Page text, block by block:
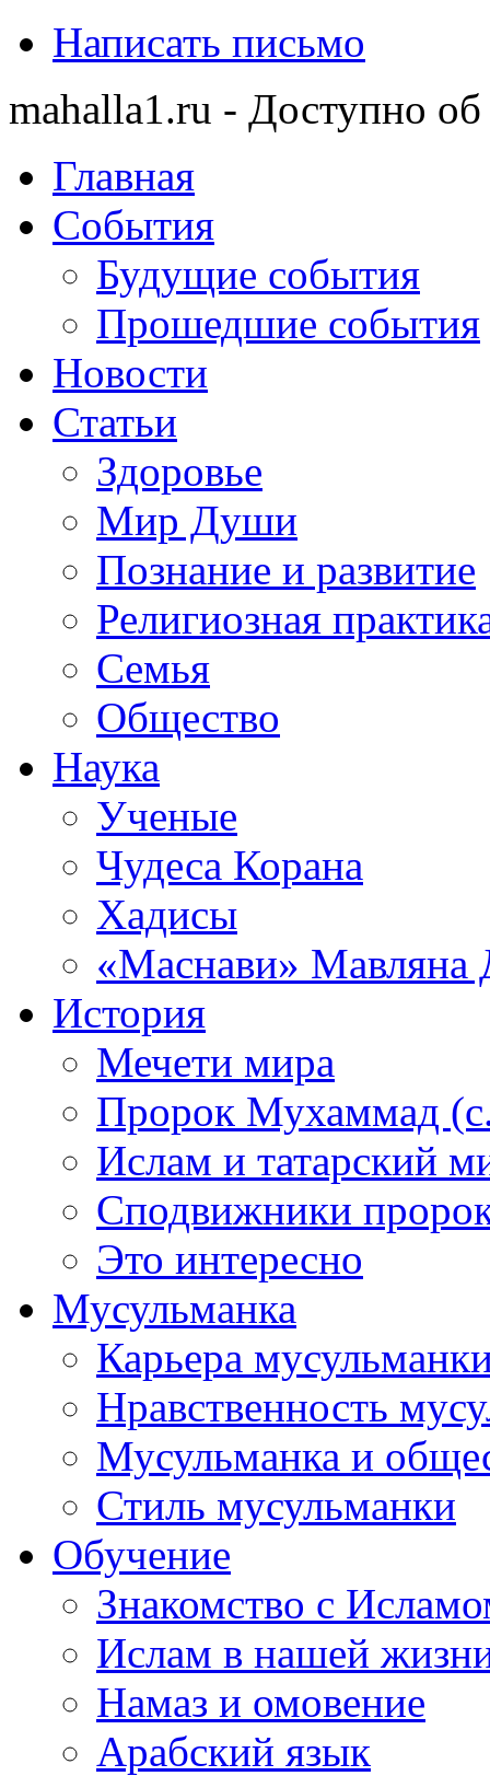
Написать письмо
mahalla1.ru - Доступно об
Главная
События
Будущие события
Прошедшие события
Новости
Статьи
Здоровье
Мир Души
Познание и развитие
Религиозная
Семья
Общество
Наука
Ученые
Чудеса Корана
Хадисы
«Маснави» Мавляна
История
Мечети мира
Пророк Мухаммад
Ислам и татарский
Сподвижники
Это интересно
Мусульманка
Карьера
Нравственность
Мусульманка и
Стиль мусульманки
Обучение
Знакомство с
Ислам в нашей
Намаз и омовение
Арабский язык